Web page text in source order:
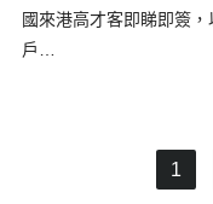
國來港高才客即睇即簽
戶…
1